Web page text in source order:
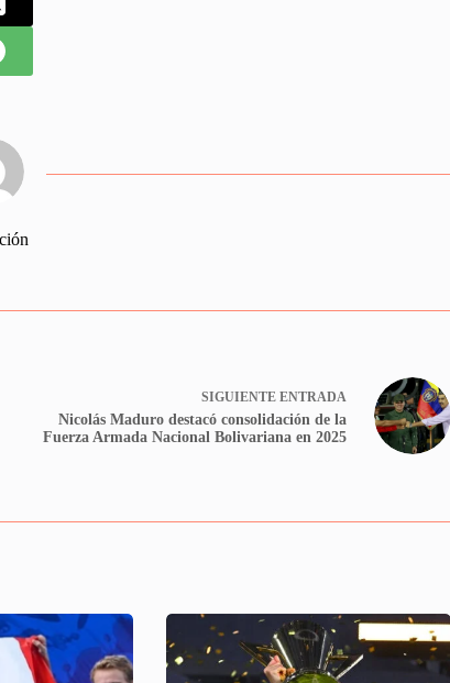
SIGUIENTE ENTRADA
Nicolás Maduro destacó consolidación de la
Fuerza Armada Nacional Bolivariana en 2025